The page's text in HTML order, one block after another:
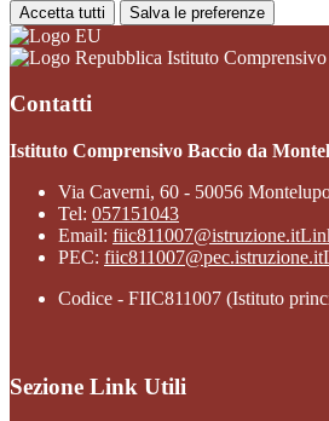
Accetta tutti Salva le preferenze
Istituto
Contatti
Istituto Comprensivo Baccio da
Via Caverni, 60 - 50056
Tel: 057151043
Email: fiic811007@istruzione.it
PEC: fiic811007@pec.istruzione.it
Codice - FIIC811007 (Istituto
Sezione Link Utili